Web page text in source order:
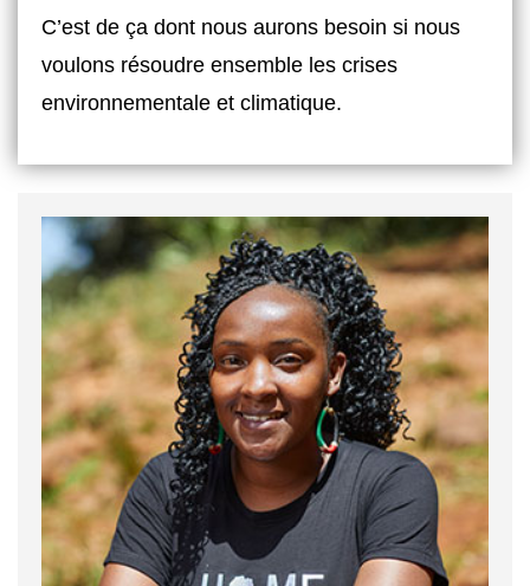
C’est de ça dont nous aurons besoin si nous
voulons résoudre ensemble les crises
environnementale et climatique.